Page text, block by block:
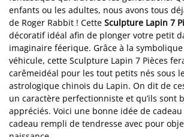
enfants ou les adultes, nous avons tous
de Roger Rabbit ! Cette Sculpture Lapin 7
décoratif idéal afin de plonger votre petit
imaginaire féerique. Grâce à la
véhicule, cette Sculpture Lapin 7 Pièces
carêmeidéal pour les tout petits nés sous
astrologique chinois du Lapin. On dit de
un caractère perfectionniste et qu’ils sont
appréciés. Voici une bonne idée de
cadeau rempli de tendresse avec pour